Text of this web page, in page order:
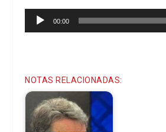
Reproductor
00:00
NOTAS RELACIONADAS: